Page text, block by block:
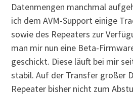
Datenmengen manchmal
ich dem AVM-Support einige
sowie des Repeaters zur
man mir nun eine Beta-
geschickt. Diese läuft bei mir
stabil. Auf der Transfer großer
Repeater bisher nicht zum